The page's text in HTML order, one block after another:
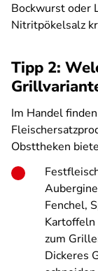
Bockwurst oder
Nitritpökelsalz
Tipp 2:
Im Handel
Obsttheken
Fenchel,
Kartoffeln
zum
Dickeres